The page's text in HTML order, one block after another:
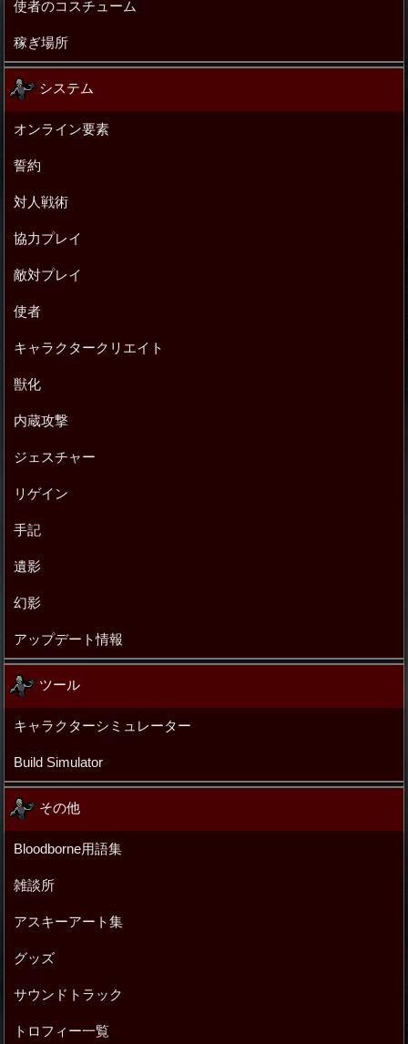
使者のコスチューム
稼ぎ場所
システム
オンライン要素
誓約
対人戦術
協力プレイ
敵対プレイ
使者
キャラクタークリエイト
獣化
内蔵攻撃
ジェスチャー
リゲイン
手記
遺影
幻影
アップデート情報
ツール
キャラクターシミュレーター
Build Simulator
その他
Bloodborne用語集
雑談所
アスキーアート集
グッズ
サウンドトラック
トロフィー一覧